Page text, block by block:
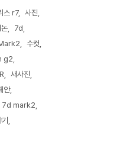
스 r7
사진
7d
수컷
g2
새사진
안
7d mark2